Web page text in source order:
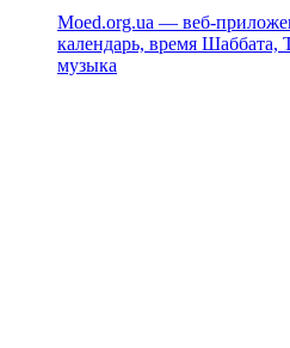
Moed.org.ua — веб-
календарь, время Шаббата,
музыка